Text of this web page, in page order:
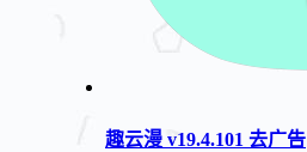
趣云漫 v19.4.101 去广告